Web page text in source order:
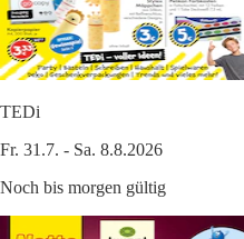
TEDi
Fr. 31.7. - Sa. 8.8.2026
Noch bis morgen gültig